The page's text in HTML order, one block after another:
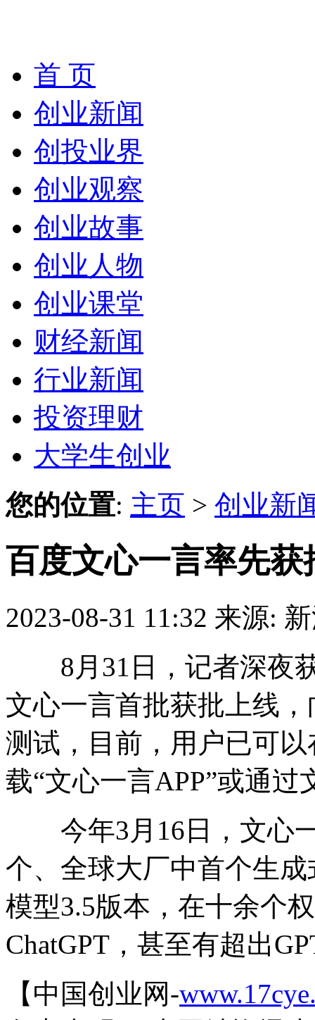
首 页
创业新闻
创投业界
创业观察
创业故事
创业人物
创业课堂
财经新闻
行业新闻
投资理财
大学生创业
您的位置: 主页 > 创业新
百度文心一言率先
2023-08-31 11:32 来源:
8月31日，记者深夜获
文心一言首批获批上线
测试，目前，用户已可
载“文心一言APP”或通
今年3月16日，文心一
个、全球大厂中首个生
模型3.5版本，在十余个
ChatGPT，甚至有超出
【中国创业网-